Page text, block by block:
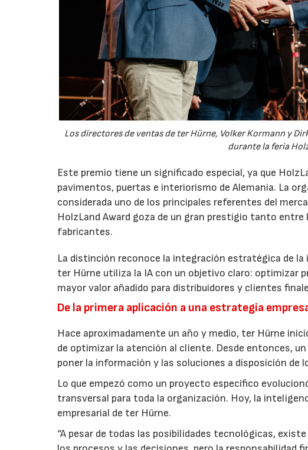
Los directores de ventas de ter Hürne, Volker Kormann y
durante la feria
Este premio tiene un significado especial, ya que
pavimentos, puertas e interiorismo de Alemania. La
considerada uno de los principales referentes del
HolzLand Award goza de un gran prestigio tanto
fabricantes.
La distinción reconoce la integración estratégica de
ter Hürne utiliza la IA con un objetivo claro: optimizar
mayor valor añadido para distribuidores y clientes
De la primera aplicación a una estrategia
Hace aproximadamente un año y medio, ter Hürne
de optimizar la atención al cliente. Desde entonces,
poner la información y las soluciones a disposición de
Lo que empezó como un proyecto específico
transversal para toda la organización. Hoy, la
empresarial de ter Hürne.
“A pesar de todas las posibilidades tecnológicas,